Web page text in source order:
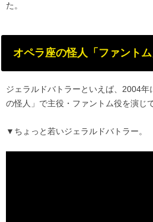
た。
オペラ座の怪人「ファント
ジェラルドバトラーといえば、2004
の怪人」で主役・ファントム役を演じ
▼ちょっと若いジェラルドバトラー。